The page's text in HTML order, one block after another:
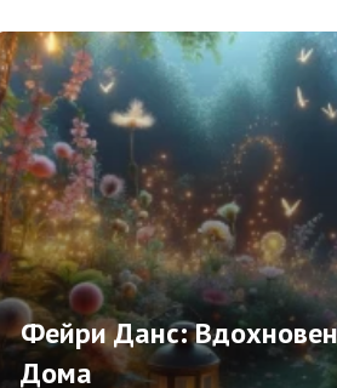
Фейри Данс:
Дома